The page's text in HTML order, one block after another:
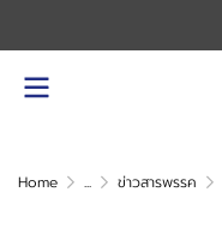
Home ... ข่าวสารพรรค